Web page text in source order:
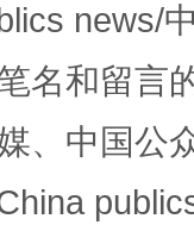
规模
news/
名和留言
、中国公